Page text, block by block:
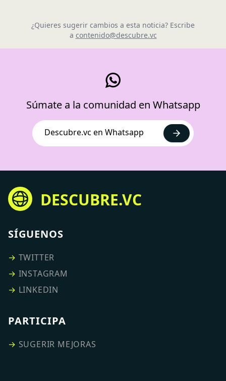
¿Quieres sugerir cambios a esta noticia? Escribe
a contenido@descubre.vc
Súmate a la comunidad en Whatsapp
Descubre.vc en Whatsapp
DESCUBRE.VC
SÍGUENOS
→ TWITTER
→ INSTAGRAM
→ LINKEDIN
PARTICIPA
→ SUGERIR MEJORAS